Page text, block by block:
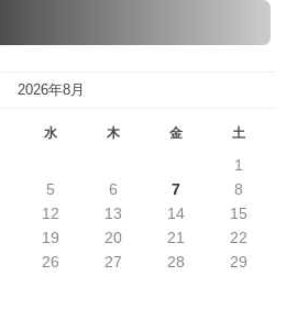
2026年8月
水 木 金 土
1
5 6 7
8
12 13 14
15
19 20 21
22
26 27 28
29